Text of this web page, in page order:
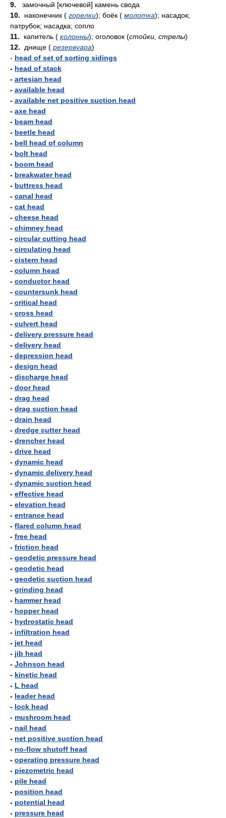
9. замочный [ключевой] камень свода
10. наконечник ( горелки); боёк ( молотка); насадок;
патрубок; насадка; сопло
11. капитель ( колонны); оголовок (стойки, стрелы)
12. днище ( резервуара)
- head of set of sorting sidings
- head of stack
- artesian head
- available head
- available net positive suction head
- axe head
- beam head
- beetle head
- bell head of column
- bolt head
- boom head
- breakwater head
- buttress head
- canal head
- cat head
- cheese head
- chimney head
- circular cutting head
- circulating head
- cistern head
- column head
- conductor head
- countersunk head
- critical head
- cross head
- culvert head
- delivery pressure head
- delivery head
- depression head
- design head
- discharge head
- door head
- drag head
- drag suction head
- drain head
- dredge cutter head
- drencher head
- drive head
- dynamic head
- dynamic delivery head
- dynamic suction head
- effective head
- elevation head
- entrance head
- flared column head
- free head
- friction head
- geodetic pressure head
- geodetic head
- geodetic suction head
- grinding head
- hammer head
- hopper head
- hydrostatic head
- infiltration head
- jet head
- jib head
- Johnson head
- kinetic head
- L head
- leader head
- lock head
- mushroom head
- nail head
- net positive suction head
- no-flow shutoff head
- operating pressure head
- piezometric head
- pile head
- position head
- potential head
- pressure head